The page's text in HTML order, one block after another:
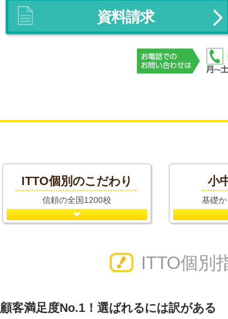
資料請求
ITTO個別のこだわり
信頼の全国1200校
小
基礎か
ITTO個別
顧客満足度No.1！選ばれるには訳がある